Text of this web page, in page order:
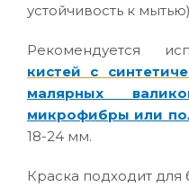
устойчивость к
Рекомендуется
кистей с
малярных
микрофибры или
18-24 мм.
Краска подходит для